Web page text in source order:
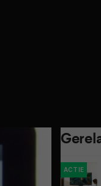
ACTIE